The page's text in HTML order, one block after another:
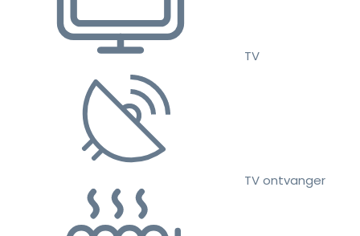
TV
TV ontvanger